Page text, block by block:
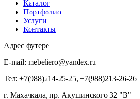
Каталог
Портфолио
Услуги
Контакты
Адрес футере
E-mail: mebeliero@yandex.ru
Тел: +7(988)214-25-25, +7(988)213-26-26
г. Махачкала, пр. Акушинского 32 "В"